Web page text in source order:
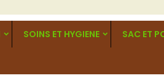
SOINS ET HYGIENE SAC ET